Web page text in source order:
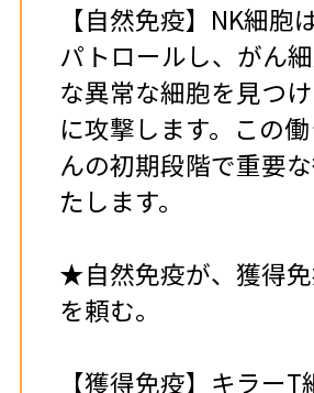
【自然免疫】NK細胞
パトロールし、がん
な異常な細胞を見つ
に攻撃します。この
んの初期段階で重要
たします。
★自然免疫が、獲得
を頼む。
【獲得免疫】キラー